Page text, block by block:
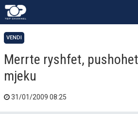
VENDI
Merrte ryshfet,
mjeku
31/01/2009 08:25